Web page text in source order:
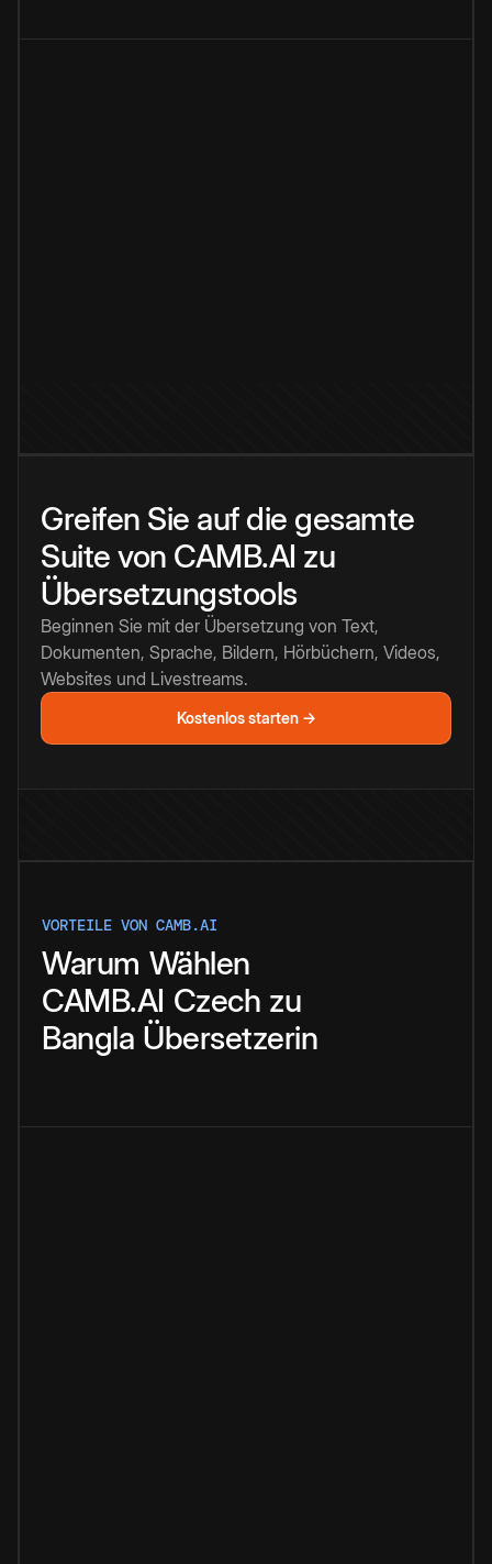
Greifen Sie auf die gesamte
Suite von CAMB.AI zu
Übersetzungstools
Beginnen Sie mit der Übersetzung von Text,
Dokumenten, Sprache, Bildern, Hörbüchern, Videos,
Websites und Livestreams.
Kostenlos starten →
VORTEILE VON CAMB.AI
Warum Wählen
CAMB.AI Czech zu
Bangla Übersetzerin